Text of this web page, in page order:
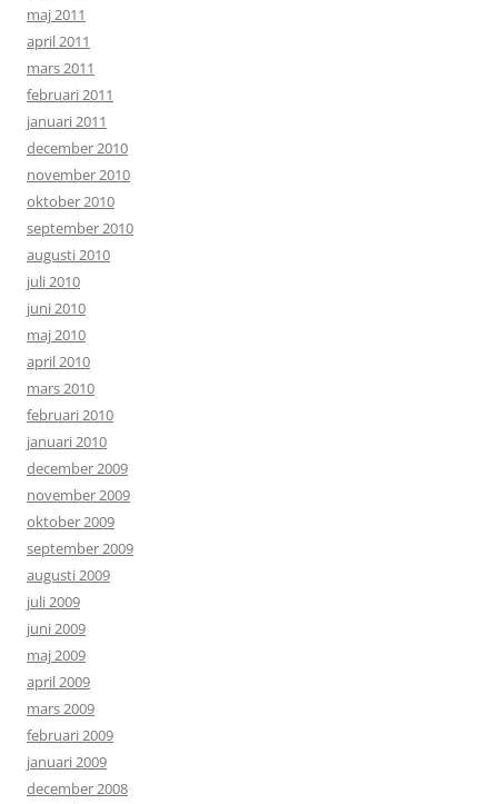
maj 2011
april 2011
mars 2011
februari 2011
januari 2011
december 2010
november 2010
oktober 2010
september 2010
augusti 2010
juli 2010
juni 2010
maj 2010
april 2010
mars 2010
februari 2010
januari 2010
december 2009
november 2009
oktober 2009
september 2009
augusti 2009
juli 2009
juni 2009
maj 2009
april 2009
mars 2009
februari 2009
januari 2009
december 2008